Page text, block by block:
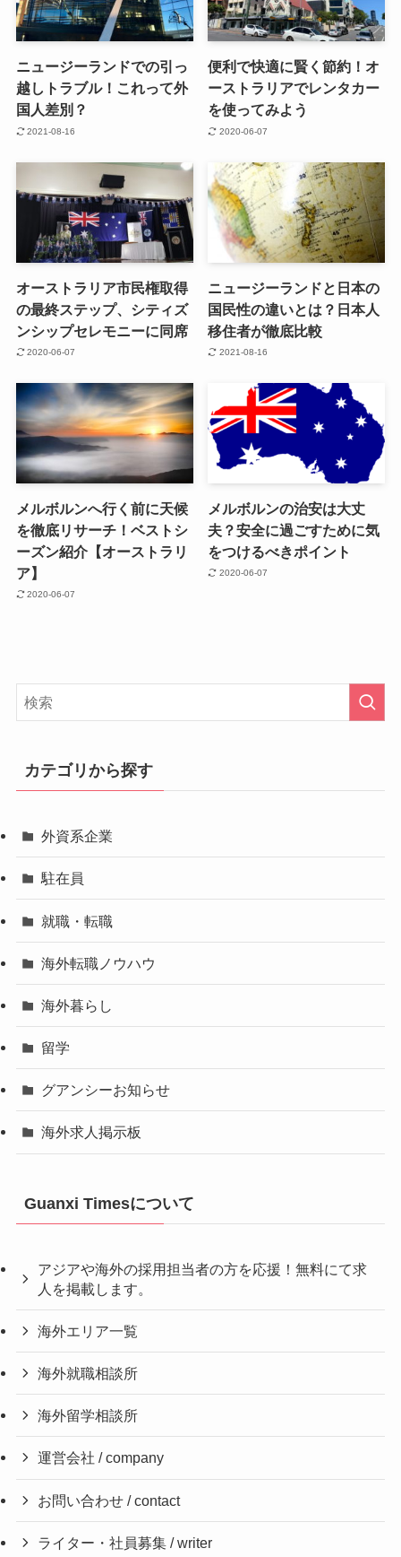
ニュージーランドでの引っ
越しトラブル！これって外
国人差別？
2021-08-16
便利で快適に賢く節約！オ
ーストラリアでレンタカー
を使ってみよう
2020-06-07
オーストラリア市民権取得
の最終ステップ、シティズ
ンシップセレモニーに同席
2020-06-07
ニュージーランドと日本の
国民性の違いとは？日本人
移住者が徹底比較
2021-08-16
メルボルンへ行く前に天候
を徹底リサーチ！ベストシ
ーズン紹介【オーストラリ
ア】
2020-06-07
メルボルンの治安は大丈
夫？安全に過ごすために気
をつけるべきポイント
2020-06-07
カテゴリから探す
外資系企業
駐在員
就職・転職
海外転職ノウハウ
海外暮らし
留学
グアンシーお知らせ
海外求人掲示板
Guanxi Timesについて
アジアや海外の採用担当者の方を応援！無料にて求
人を掲載します。
海外エリア一覧
海外就職相談所
海外留学相談所
運営会社 / company
お問い合わせ / contact
ライター・社員募集 / writer